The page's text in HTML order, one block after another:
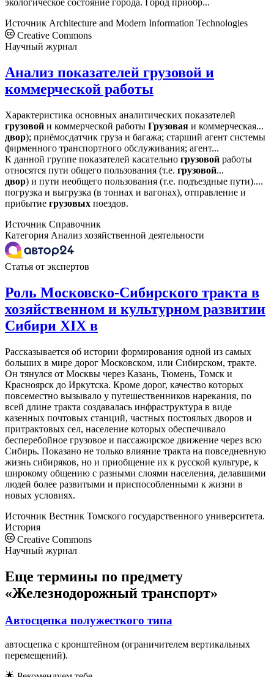
экологическое состояние города. Город приобр...
Источник Architecture and Modern Information Technologies
Creative Commons
Научный журнал
Анализ показателей грузовой и
коммерческой работы
Характеристика основных аналитических показателей
грузовой и коммерческой работы Грузовая и коммерческая...
двор); приёмосдатчик груза и багажа; старший агент системы
фирменного транспортного обслуживания; агент...
К данной группе показателей касательно грузовой работы
относятся пути общего пользования (т.е. грузовой...
двор) и пути необщего пользования (т.е. подъездные пути)....
погрузка и выгрузка (в тоннах и вагонах), отправление и
прибытие грузовых поездов.
Источник Справочник
Категория Анализ хозяйственной деятельности
Статья от экспертов
Роль Московско-Сибирского тракта в
хозяйственном и культурном развитии
Сибири XIX в
Рассказывается об истории формирования одной из самых
больших в мире дорог Московском, или Сибирском, тракте.
Он тянулся от Москвы через Казань, Тюмень, Томск и
Красноярск до Иркутска. Кроме дорог, качество которых
повсеместно вызывало у путешественников нарекания, по
всей длине тракта создавалась инфраструктура в виде
казенных почтовых станций, частных постоялых дворов и
притрактовых сел, население которых обеспечивало
бесперебойное грузовое и пассажирское движение через всю
Сибирь. Показано не только влияние тракта на повседневную
жизнь сибиряков, но и приобщение их к русской культуре, к
широкому общению с разными слоями населения, делавшими
людей более развитыми и приспособленными к жизни в
новых условиях.
Источник Вестник Томского государственного университета.
История
Creative Commons
Научный журнал
Еще термины по предмету
«Железнодорожный транспорт»
Автосцепка полужесткого типа
автосцепка с кронштейном (ограничителем вертикальных
перемещений).